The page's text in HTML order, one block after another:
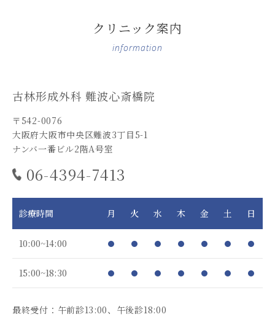
クリニック案内
information
古林形成外科 難波心斎橋院
〒542-0076
大阪府大阪市中央区難波3丁目5-1
ナンバ一番ビル2階A号室
06-4394-7413
診療時間 月 火 水 木 金 土 日
10:00~14:00
15:00~18:30
最終受付：午前診13:00、午後診18:00